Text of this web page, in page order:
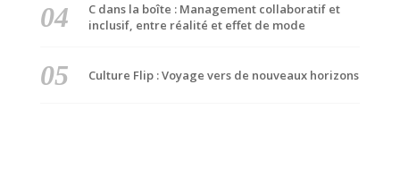
C dans la boîte : Management collaboratif et
inclusif, entre réalité et effet de mode
Culture Flip : Voyage vers de nouveaux horizons